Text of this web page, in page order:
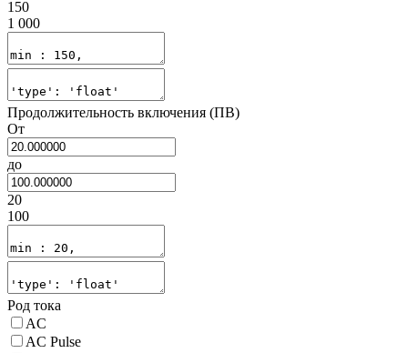
150
1 000
Продолжительность включения (ПВ)
От
до
20
100
Род тока
AC
AC Pulse